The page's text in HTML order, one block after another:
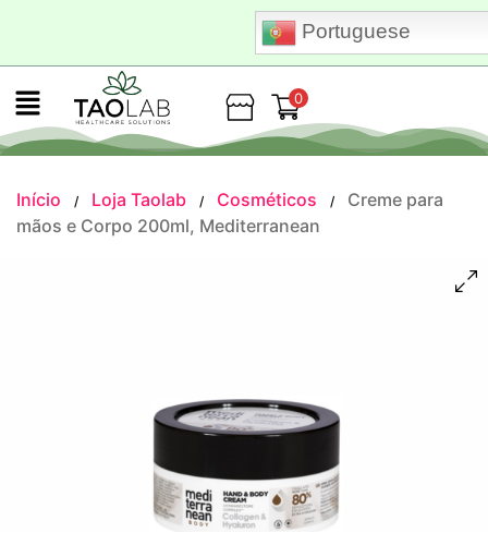
Portuguese
Loja
0
Início / Loja Taolab / Cosméticos /
Creme para
mãos e Corpo 200ml, Mediterranean